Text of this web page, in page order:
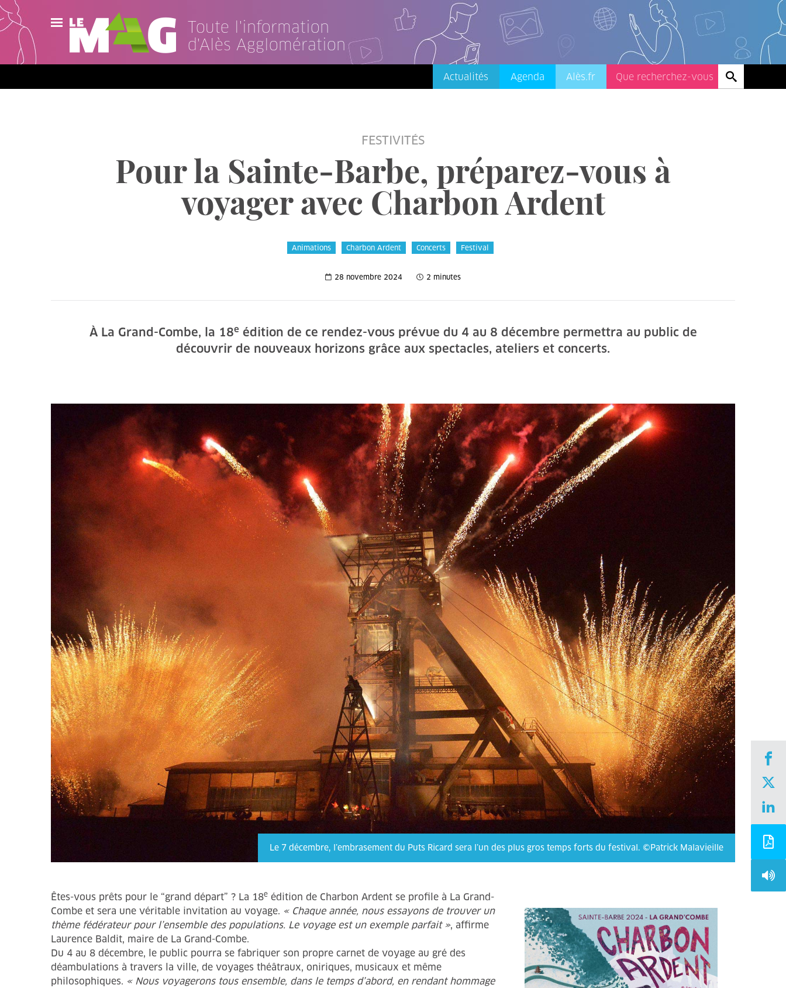
Toute l'information
d'Alès Agglomération
Actualités
Agenda
Actualités Agenda Alès.fr
FESTIVITÉS
Pour la Sainte-Barbe, préparez-vous à
voyager avec Charbon Ardent
Animations Charbon Ardent Concerts Festival
28 novembre 2024 2 minutes
À La Grand-Combe, la 18e édition de ce rendez-vous prévue du 4 au 8 décembre permettra au public de
découvrir de nouveaux horizons grâce aux spectacles, ateliers et concerts.
Le 7 décembre, l’embrasement du Puts Ricard sera l’un des plus gros temps forts du festival. ©Patrick Malavieille
Êtes-vous prêts pour le “grand départ” ? La 18e édition de Charbon Ardent se profile à La Grand-
Combe et sera une véritable invitation au voyage. « Chaque année, nous essayons de trouver un
thème fédérateur pour l’ensemble des populations. Le voyage est un exemple parfait », affirme
Laurence Baldit, maire de La Grand-Combe.
Du 4 au 8 décembre, le public pourra se fabriquer son propre carnet de voyage au gré des
déambulations à travers la ville, de voyages théâtraux, oniriques, musicaux et même
philosophiques. « Nous voyagerons tous ensemble, dans le temps d’abord, en rendant hommage